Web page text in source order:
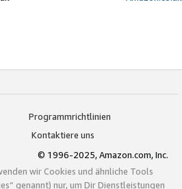
Programmrichtlinien
Kontaktiere uns
© 1996-2025, Amazon.com, Inc.
wir Cookies und ähnliche Tools
genannt) nur, um Dir Dienstleistungen